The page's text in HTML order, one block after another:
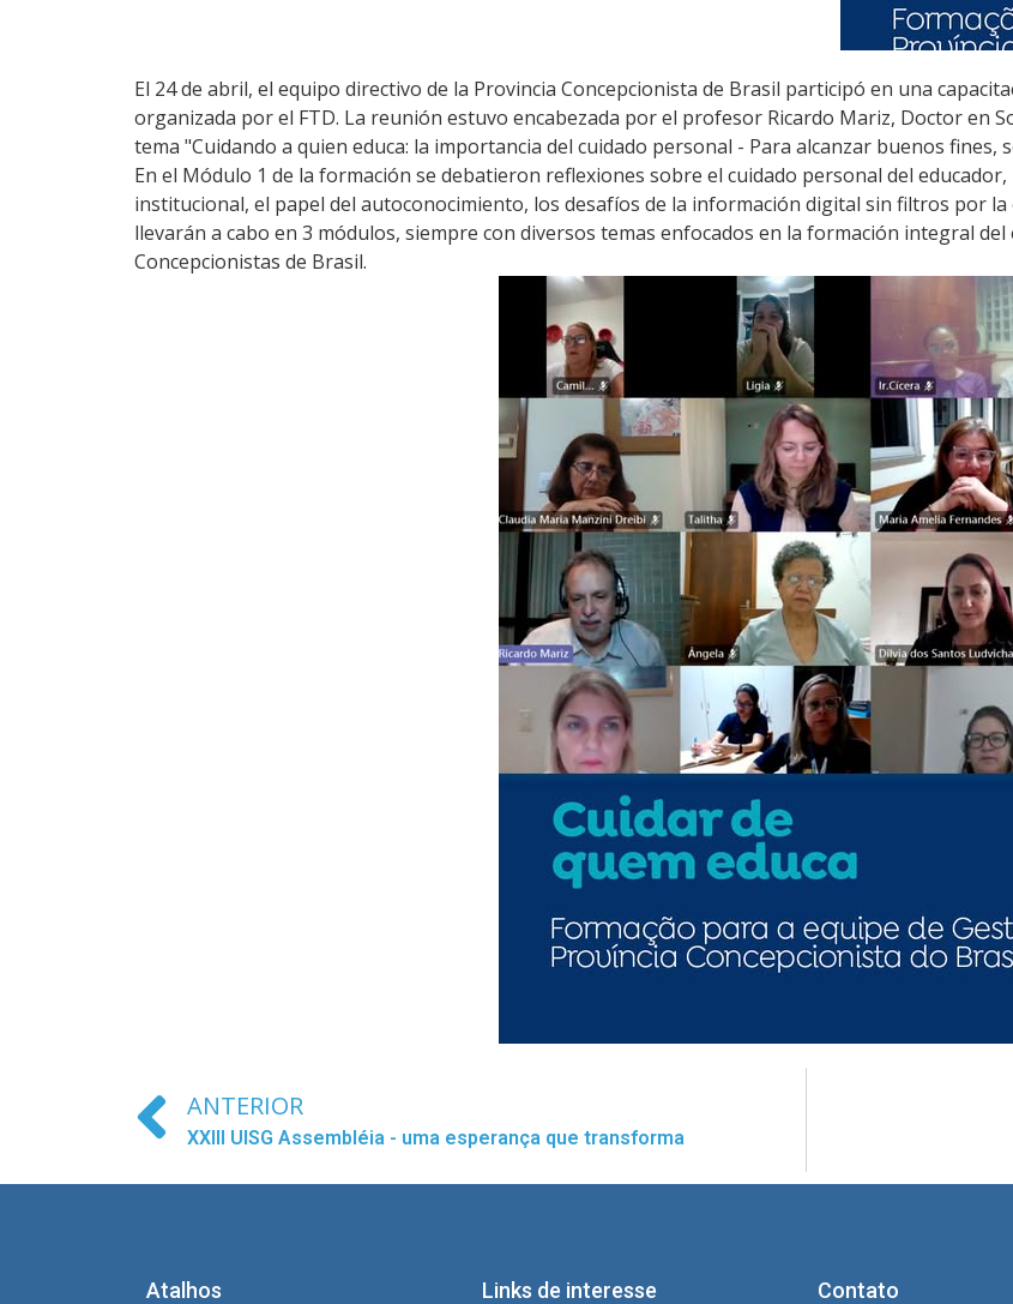
El 24 de abril, el equipo directivo de la Provincia Concepcionista de Brasil participó en una
organizada por el FTD. La reunión estuvo encabezada por el profesor Ricardo Mariz, Doctor en
tema "Cuidando a quien educa: la importancia del cuidado personal - Para alcanzar buenos fines,
En el Módulo 1 de la formación se debatieron reflexiones sobre el cuidado personal del
institucional, el papel del autoconocimiento, los desafíos de la información digital sin filtros por
llevarán a cabo en 3 módulos, siempre con diversos temas enfocados en la formación integral
Concepcionistas de Brasil.
ANTERIOR
XXIII UISG Assembléia - uma esperança que transforma
Atalhos Links de interesse Contato